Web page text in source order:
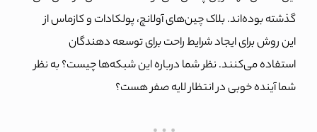
گذشته بوده‌اند. بلاک چین‌های آولانچ، پولکادات و کازماس از
این روش برای ایجاد شرایط راحت برای توسعه دهندگان
استفاده می‌کنند. نظر شما درباره این شبکه‌ها چیست؟ به نظر
شما آینده خوبی در انتظار لایه صفر هست؟